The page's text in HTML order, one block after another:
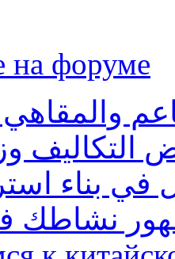
на форуме
بناء
نشاطك